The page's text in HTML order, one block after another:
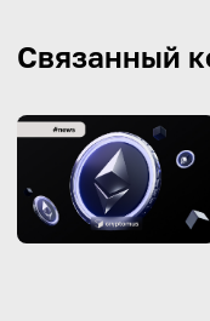
Связанный